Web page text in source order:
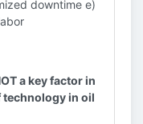
downtime e)
a key factor in
in oil